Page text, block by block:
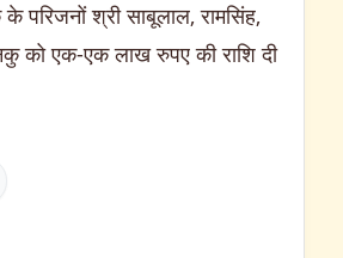
श्री साबूलाल, रामसिंह,
को एक-एक लाख रुपए की राशि दी